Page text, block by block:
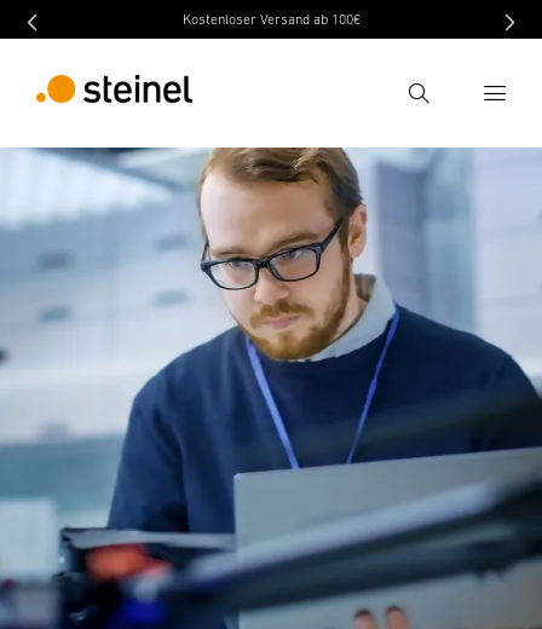
Kostenloser Versand ab 100€
Ricerca
Ricerca
Inserire il termine di ricerca